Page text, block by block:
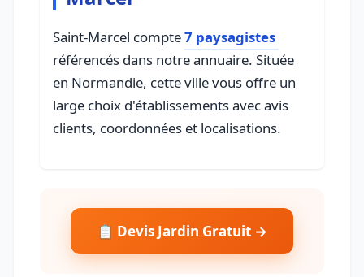
Saint-Marcel compte7 paysagistes
référencés dans notre annuaire. Située
en Normandie, cette ville vous offre un
large choix d'établissements avec avis
clients, coordonnées et localisations.
📋 Devis Jardin Gratuit →